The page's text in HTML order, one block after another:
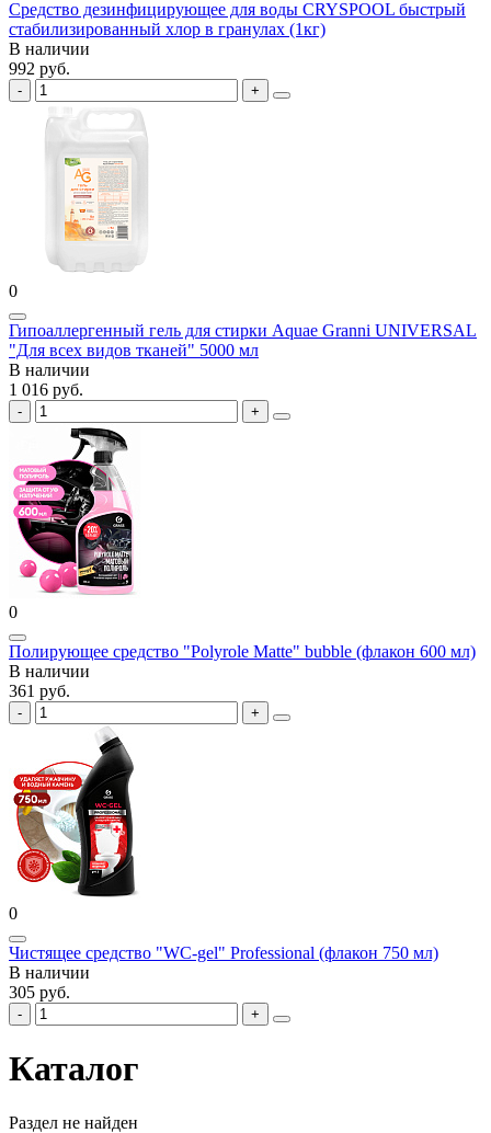
Средство дезинфицирующее для воды CRYSPOOL быстрый
стабилизированный хлор в гранулах (1кг)
В наличии
992 руб.
0
Гипоаллергенный гель для стирки Aquae Granni UNIVERSAL
"Для всех видов тканей" 5000 мл
В наличии
1 016 руб.
0
Полирующее средство "Polyrole Matte" bubble (флакон 600 мл)
В наличии
361 руб.
0
Чистящее средство "WC-gel" Professional (флакон 750 мл)
В наличии
305 руб.
Каталог
Раздел не найден